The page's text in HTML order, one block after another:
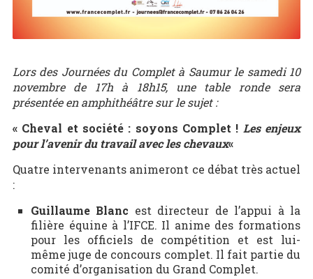
Lors des Journées du Complet à Saumur le samedi 10
novembre de 17h à 18h15, une table ronde sera
présentée en amphithéâtre sur le sujet :
« Cheval et société : soyons Complet ! Les enjeux
pour l’avenir du travail avec les chevaux«
Quatre intervenants animeront ce débat très actuel
:
Guillaume Blanc est directeur de l’appui à la
filière équine à l’IFCE. Il anime des formations
pour les officiels de compétition et est lui-
même juge de concours complet. Il fait partie du
comité d’organisation du Grand Complet.